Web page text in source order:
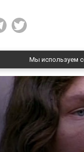
Мы используем